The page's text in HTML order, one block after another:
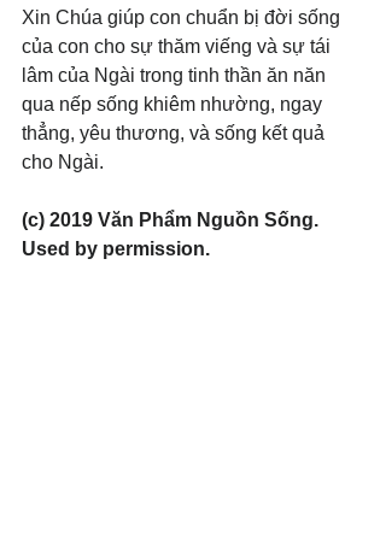
Xin Chúa giúp con chuẩn bị đời sống
của con cho sự thăm viếng và sự tái
lâm của Ngài trong tinh thần ăn năn
qua nếp sống khiêm nhường, ngay
thẳng, yêu thương, và sống kết quả
cho Ngài.
(c) 2019 Văn Phẩm Nguồn Sống.
Used by permission.